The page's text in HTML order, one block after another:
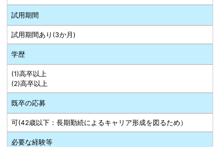
試用期間
試用期間あり(3か月)
学歴
(1)高卒以上
(2)高卒以上
既卒の応募
可(42歳以下：長期勤続によるキャリア形成を図るため）
必要な経験等